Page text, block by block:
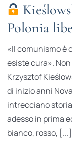
Polonia
«Il comunismo è
esiste cura».
Krzysztof
di inizio anni
intrecciano
adesso in prima
bianco, rosso, [...]